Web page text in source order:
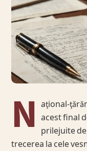
N aţional-
acest final
prilejuite
trecerea la cele